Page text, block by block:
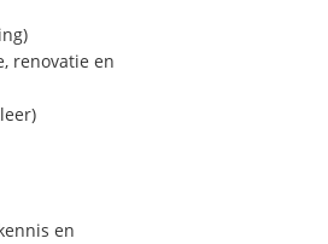
renovatie en
en